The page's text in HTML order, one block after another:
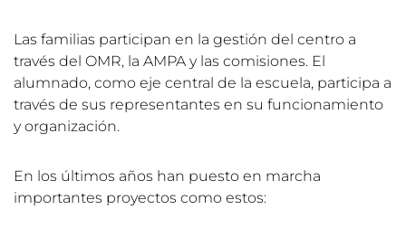
Las familias participan en la gestión del centro a
través del OMR, la AMPA y las comisiones. El
alumnado, como eje central de la escuela, participa a
través de sus representantes en su funcionamiento
y organización.
En los últimos años han puesto en marcha
importantes proyectos como estos: